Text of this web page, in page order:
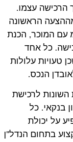
עצמו.
הראשונה
עם המוכר, הכנת
כל אחד
עלולות
הנכס.
לרכישת
בנקאי. כל
על יכולת
בתחום הנדל"ן